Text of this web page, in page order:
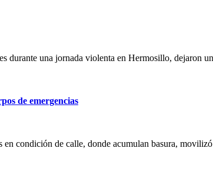
durante una jornada violenta en Hermosillo, dejaron
de emergencias
condición de calle, donde acumulan basura,